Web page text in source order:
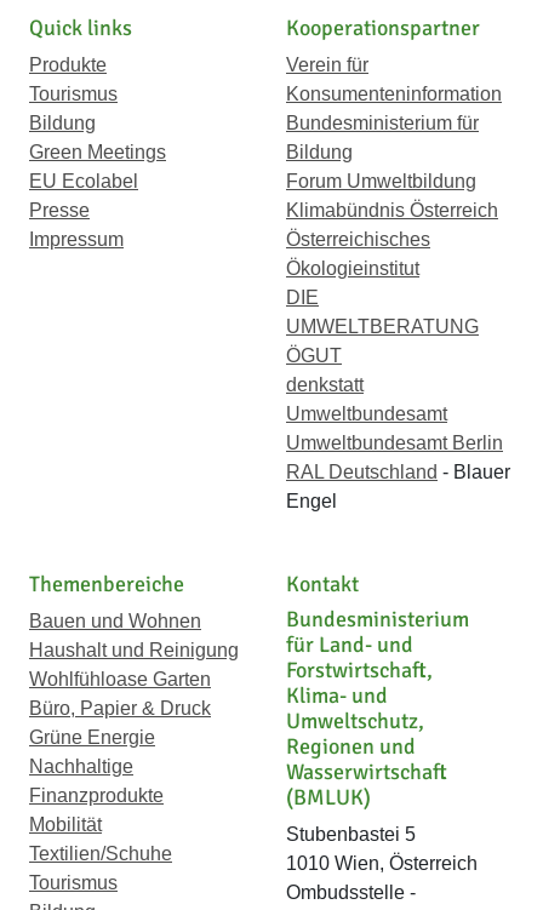
Quick links
Produkte
Tourismus
Bildung
Green Meetings
EU Ecolabel
Presse
Impressum
Kooperationspartner
Verein für
Konsumenteninformation
Bundesministerium für
Bildung
Forum Umweltbildung
Klimabündnis Österreich
Österreichisches
Ökologieinstitut
DIE
UMWELTBERATUNG
ÖGUT
denkstatt
Umweltbundesamt
Umweltbundesamt Berlin
RAL Deutschland - Blauer
Engel
Themenbereiche
Bauen und Wohnen
Haushalt und Reinigung
Wohlfühloase Garten
Büro, Papier & Druck
Grüne Energie
Nachhaltige
Finanzprodukte
Mobilität
Textilien/Schuhe
Tourismus
Kontakt
Bundesministerium
für Land- und
Forstwirtschaft,
Klima- und
Umweltschutz,
Regionen und
Wasserwirtschaft
(BMLUK)
Stubenbastei 5
1010 Wien, Österreich
Ombudsstelle -